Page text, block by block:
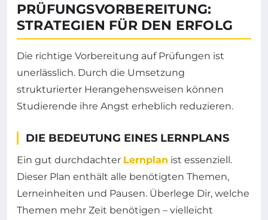
PRÜFUNGSVORBEREITUNG:
STRATEGIEN FÜR DEN ERFOLG
Die richtige Vorbereitung auf Prüfungen ist
unerlässlich. Durch die Umsetzung
strukturierter Herangehensweisen können
Studierende ihre Angst erheblich reduzieren.
DIE BEDEUTUNG EINES LERNPLANS
Ein gut durchdachter Lernplan ist essenziell.
Dieser Plan enthält alle benötigten Themen,
Lerneinheiten und Pausen. Überlege Dir, welche
Themen mehr Zeit benötigen – vielleicht